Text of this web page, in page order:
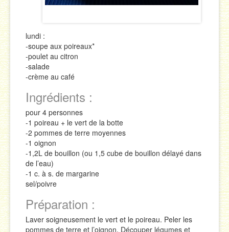
lundi :
-soupe aux poireaux*
-poulet au citron
-salade
-crème au café
Ingrédients :
pour 4 personnes
-1 poireau + le vert de la botte
-2 pommes de terre moyennes
-1 oignon
-1,2L de bouillon (ou 1,5 cube de bouillon délayé dans
de l’eau)
-1 c. à s. de margarine
sel/poivre
Préparation :
Laver soigneusement le vert et le poireau. Peler les
pommes de terre et l’oignon. Découper légumes et